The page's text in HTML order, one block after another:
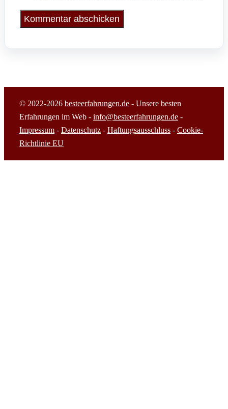
© 2022-2026 besteerfahrungen.de - Unsere besten
Erfahrungen im Web - info@besteerfahrungen.de -
Impressum - Datenschutz - Haftungsausschluss - Cookie-
Richtlinie EU